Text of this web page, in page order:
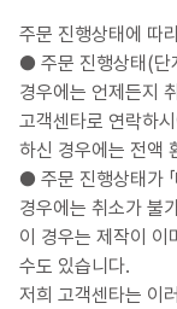
주문 진행상태에 따
● 주문 진행상태(단계
경우에는 언제든지
고객센타로 연락하
하신 경우에는 전액
● 주문 진행상태가 「
경우에는 취소가 불
이 경우는 제작이 이
수도 있습니다.
저희 고객센타는 이